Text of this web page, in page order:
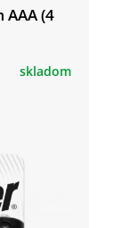
(4
skladom